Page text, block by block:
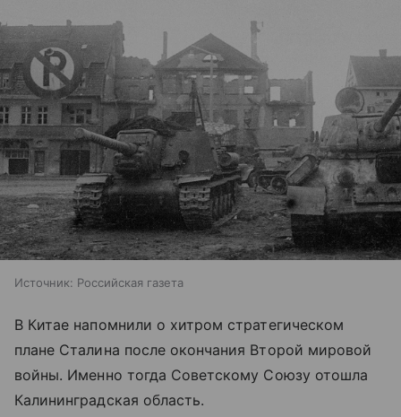
Источник: Российская газета
В Китае напомнили о хитром стратегическом
плане Сталина после окончания Второй мировой
войны. Именно тогда Советскому Союзу отошла
Калининградская область.